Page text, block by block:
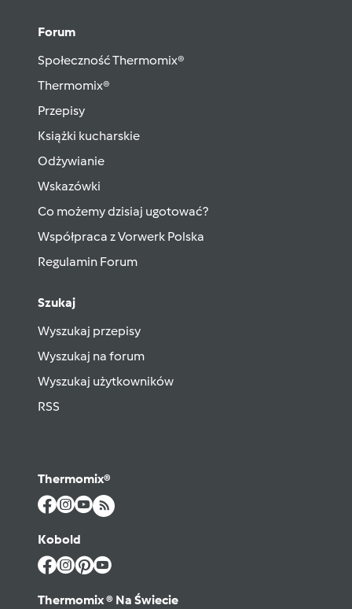
Forum
Społeczność Thermomix®
Thermomix®
Przepisy
Książki kucharskie
Odżywianie
Wskazówki
Co możemy dzisiaj ugotować?
Współpraca z Vorwerk Polska
Regulamin Forum
Szukaj
Wyszukaj przepisy
Wyszukaj na forum
Wyszukaj użytkowników
RSS
Thermomix®
Kobold
Thermomix ® Na Świecie